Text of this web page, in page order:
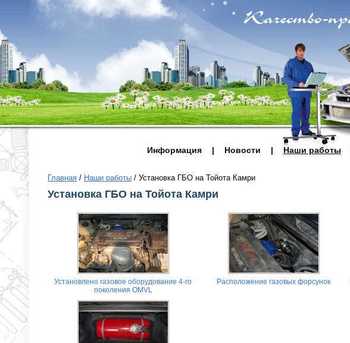
Информация | Новости | Наши работы
Главная / Наши работы / Установка ГБО на Тойота Камри
Установка ГБО на Тойота Камри
Установлено газовое оборудование 4-го
поколения OMVL
Расположение газовых форсунок